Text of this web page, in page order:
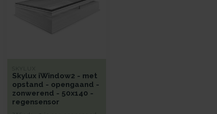
SKYLUX
Skylux iWindow2 - met
opstand - opengaand -
zonwerend - 50x140 -
regensensor